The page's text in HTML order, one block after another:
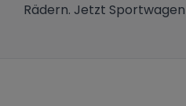
Rädern. Jetzt